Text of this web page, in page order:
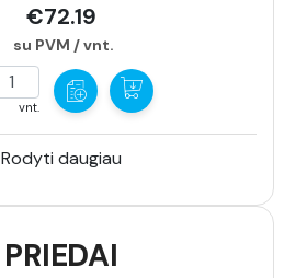
€72.19
su PVM / vnt.
vnt.
Rodyti daugiau
PRIEDAI